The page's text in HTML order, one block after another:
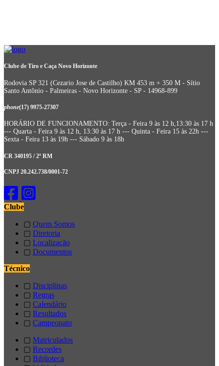
Clube de Tiro e Caça Novo Horizonte
Rodovia SP 321 (Cezario Jose de Castilho) KM 453 m + 350 M - Sítio
Santo Antônio - Palmeiras - Novo Horizonte - SP - 14968-899
phone(17) 9975-27307
HORÁRIO DE FUNCIONAMENTO: Terça - Feira 9 às 12 h,13:30 às 17 h
--- Quarta - Feira 9 às 12 h, 13:30 às 17 h --- Quinta - Feira 15 às 22h ---
Sexta - Feira 13 às 19h --- Sábado 9 às 18h
CR 340195 / 2ª RM
CNPJ 20.242.738/0001-72
Clube
▢ Quem Somos
▢ Diretoria
▢ Localização
▢ Documentos
Técnico
▢ Disciplinas
▢ Regras
▢ Calendário
▢ Resultados
▢ Campeonato
▢ Matriculados
▢ Recordes
▢ Biblioteca